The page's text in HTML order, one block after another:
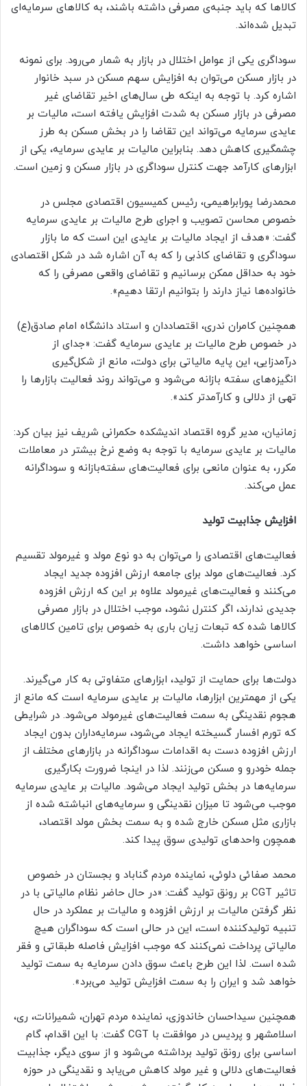
کالاها که باید جنبه‌ی مصرفی داشته باشند، به کالاهای سرمایه‌ای
تبدیل شده‌اند.
سوداگری یکی از عوامل اختلال در بازار به شمار می‌رود. برای نمونه
در بازار مسکن می‌توان به افزایش سهم مسکن در سبد خانوار
اشاره کرد. با توجه به اینکه طی سال‌های اخیر تقاضای غیر
مصرفی در بازار مسکن به شدت افزایش یافته است، مالیات بر
عایدی سرمایه می‌تواند این تقاضا را در بخش مسکن به طرز
چشمگیری کاهش دهد. بنابراین مالیات بر عایدی سرمایه، یکی از
ابزارهای کارآمد جهت کنترل سوداگری در بازار مسکن و زمین است.
محمدرضا پورابراهیمی، رئیس کمیسیون اقتصادی مجلس در
خصوص محاسن تصویب و اجرای طرح مالیات بر عایدی سرمایه
گفت: «هدف از ایجاد مالیات بر عایدی این است که ما بازار
سوداگری و تقاضای کاذبی را که به آن اشاره شد در شکل اقتصادی
خود به حداقل ممکن برسانیم و تقاضای واقعی مصرفی را که
خانواده‌ها نیاز دارند را بتوانیم ارتقا دهیم».
همچنین کامران ندری، اقتصاددان و استاد دانشگاه امام صادق(ع)
در خصوص طرح مالیات بر عایدی سرمایه گفت: «جدای از
درآمدزایی، این پایه مالیاتی برای دولت، مانع از شکل‌گیری
انگیزه‌های سفته بازانه می‌شود و می‌تواند روند فعالیت بازارها را
تهی از دلالی و کارآمدتر کند».
زمانیان، مدیر گروه اقتصاد اندیشکده حکمرانی شریف نیز بیان کرد:
مالیات بر عایدی سرمایه با توجه به وضع نرخ بیشتر در معاملات
مکرر، به عنوان مانعی برای فعالیت‌های سفته‌بازانه و سوداگرانه
عمل می‌کند.
افزایش جذابیت تولید
فعالیت‌های اقتصادی را می‌توان به دو نوع مولد و غیرمولد تقسیم
کرد. فعالیت‌های مولد برای جامعه ارزش افزوده جدید ایجاد
می‌کنند و فعالیت‌های غیرمولد علاوه بر این که ارزش افزوده
جدیدی ندارند، اگر کنترل نشود، موجب اختلال در بازار مصرفی
کالاها شده که تبعات زیان باری به خصوص برای تامین کالاهای
اساسی خواهد داشت.
دولت‌ها برای حمایت از تولید، ابزارهای متفاوتی به کار می‌گیرند.
یکی از مهمترین ابزارها، مالیات بر عایدی سرمایه است که مانع از
هجوم نقدینگی به سمت فعالیت‌های غیرمولد می‌شود. در شرایطی
که تورم افسار گسیخته ایجاد می‌شود، سرمایه‌داران بدون ایجاد
ارزش افزوده دست به اقدامات سوداگرانه در بازارهای مختلف از
جمله خودرو و مسکن می‌زنند. لذا در اینجا ضرورت بکارگیری
سرمایه‌ها در بخش تولید ایجاد می‌شود. مالیات بر عایدی سرمایه
موجب می‌شود تا میزان نقدینگی و سرمایه‌های انباشته شده از
بازاری مثل مسکن خارج شده و به سمت بخش مولد اقتصاد،
همچون واحدهای تولیدی سوق پیدا کند.
محمد صفائی دلوئی، نماینده مردم گناباد و بجستان در خصوص
تاثیر CGT بر رونق تولید گفت: «در حال حاضر نظام مالیاتی با در
نظر گرفتن مالیات بر ارزش افزوده و مالیات بر عملکرد در حال
تنبیه تولیدکننده است، این در حالی است که سوداگران هیچ
مالیاتی پرداخت نمی‌کنند که موجب افزایش فاصله طبقاتی و فقر
شده است. لذا این طرح باعث سوق دادن سرمایه به سمت تولید
خواهد شد و ایران را به سمت افزایش تولید می‌برد».
همچنین سیداحسان خاندوزی، نماینده مردم تهران، شمیرانات، ری،
اسلامشهر و پردیس در موافقت با CGT گفت: با این اقدام، گام
اساسی برای رونق تولید برداشته می‌شود و از سوی دیگر، جذابیت
فعالیت‌های دلالی و غیر مولد کاهش می‌یابد و نقدینگی در حوزه‌